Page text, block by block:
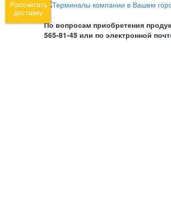
По вопросам приобретения
565-81-45 или по электронной
Рассчитать
доставку